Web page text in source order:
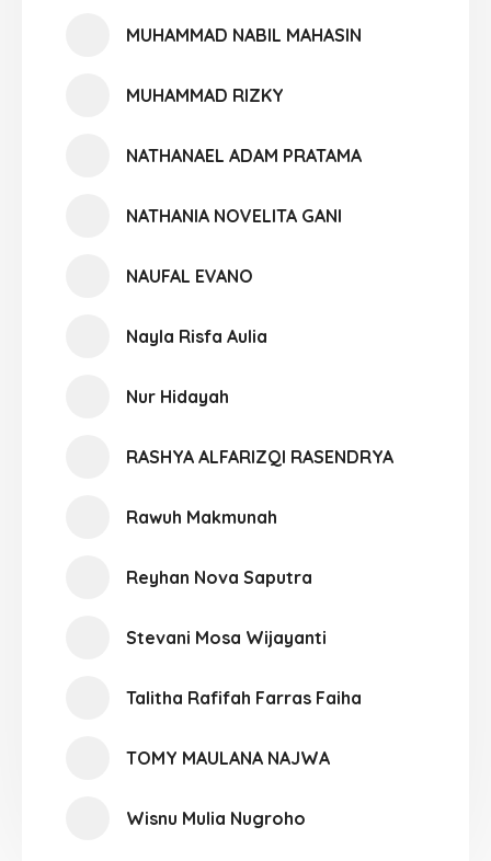
MUHAMMAD NABIL MAHASIN
MUHAMMAD RIZKY
NATHANAEL ADAM PRATAMA
NATHANIA NOVELITA GANI
NAUFAL EVANO
Nayla Risfa Aulia
Nur Hidayah
RASHYA ALFARIZQI RASENDRYA
Rawuh Makmunah
Reyhan Nova Saputra
Stevani Mosa Wijayanti
Talitha Rafifah Farras Faiha
TOMY MAULANA NAJWA
Wisnu Mulia Nugroho